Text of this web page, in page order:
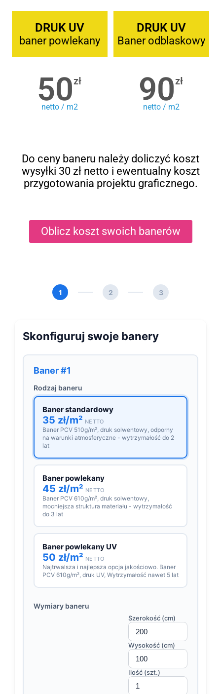
DRUK UV
baner powlekany
50zł
netto / m2
DRUK UV
Baner odblaskowy
90zł
netto / m2
Do ceny baneru należy doliczyć koszt
wysyłki 30 zł netto i ewentualny koszt
przygotowania projektu graficznego.
Oblicz koszt swoich banerów
1 2 3
Skonfiguruj swoje banery
Baner #1
Rodzaj baneru
Baner standardowy
35 zł/m² NETTO
Baner PCV 510g/m², druk solwentowy, odporny
na warunki atmosferyczne - wytrzymałość do 2
lat
Baner powlekany
45 zł/m² NETTO
Baner PCV 610g/m², druk solwentowy,
mocniejsza struktura materiału - wytrzymałość
do 3 lat
Baner powlekany UV
50 zł/m² NETTO
Najtrwalsza i najlepsza opcja jakościowo. Baner
PCV 610g/m², druk UV, Wytrzymałość nawet 5 lat
Wymiary baneru
Szerokość (cm)
Wysokość (cm)
Ilość (szt.)